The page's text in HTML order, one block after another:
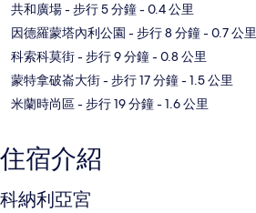
共和廣場- 步行 5 分鐘- 0.4 公里
因德羅蒙塔內利公園 - 步行 8 分鐘- 0.7 公里
科索科莫街- 步行 9 分鐘- 0.8 公里
蒙特拿破崙大街- 步行 17 分鐘- 1.5 公里
米蘭時尚區- 步行 19 分鐘- 1.6 公里
住宿介紹
科納利亞宮